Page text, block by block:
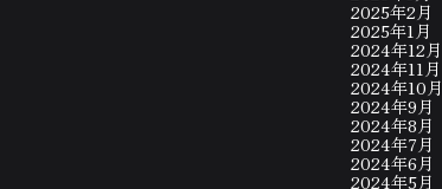
2025年2月
2025年1月
2024年12月
2024年11月
2024年10月
2024年9月
2024年8月
2024年7月
2024年6月
2024年5月